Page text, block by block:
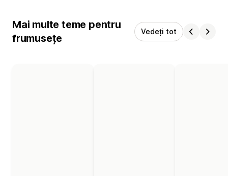
Mai multe teme pentru
frumusețe
Vedeți tot